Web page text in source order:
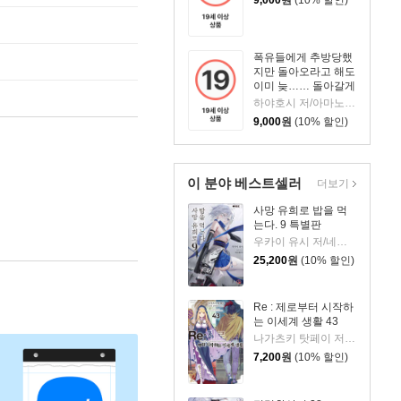
폭유들에게 추방당했
지만 돌아오라고 해도
이미 늦…… 돌아갈게
요오오! 3
하야호시 저/아마노카미 그림/손종근 역
9,000원 (10% 할인)
이 분야 베스트셀러
사망 유희로 밥을 먹
는다. 9 특별판
25,200원 (10% 할인)
Re : 제로부터 시작하
는 이세계 생활 43
7,200원 (10% 할인)
더보기